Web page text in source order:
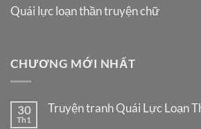
Quái lực loạn thần truyện chữ
CHƯƠNG MỚI NHẤT
30
Th1
Truyện tranh Quái Lực Loạn